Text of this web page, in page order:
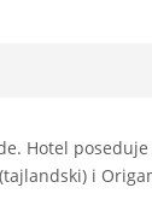
Hotel poseduje
i